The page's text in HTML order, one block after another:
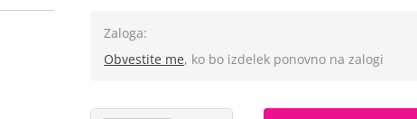
Zaloga:
Obvestite me, ko bo izdelek ponovno na zalogi